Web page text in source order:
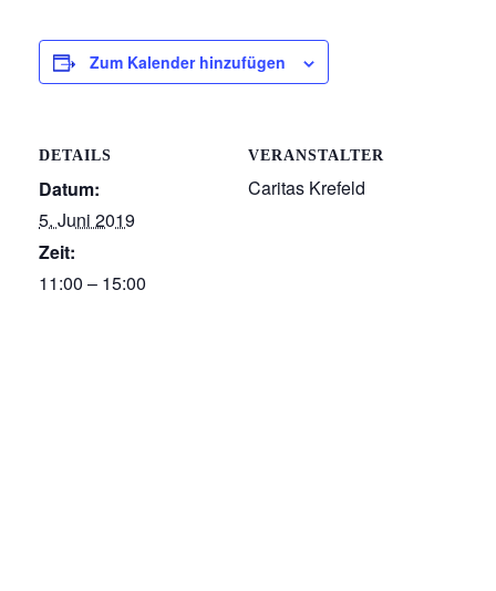
Zum Kalender hinzufügen
DETAILS
Datum:
5. Juni 2019
Zeit:
11:00 – 15:00
VERANSTALTER
Caritas Krefeld